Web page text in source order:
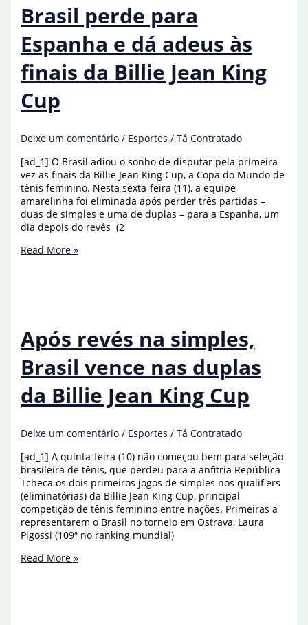
torneio
Vitória
Cup
Brasil perde para
Espanha e dá adeus às
finais da Billie Jean King
Cup
Deixe um comentário / Esportes / Tá Contratado
[ad_1] O Brasil adiou o sonho de disputar pela primeira
vez as finais da Billie Jean King Cup, a Copa do Mundo de
tênis feminino. Nesta sexta-feira (11), a equipe
amarelinha foi eliminada após perder três partidas –
duas de simples e uma de duplas – para a Espanha, um
dia depois do revés (2
Brasil
às
finais
da
Billie
Jean
King
Read More »
Após revés na simples,
Brasil vence nas duplas
da Billie Jean King Cup
Deixe um comentário / Esportes / Tá Contratado
[ad_1] A quinta-feira (10) não começou bem para seleção
brasileira de tênis, que perdeu para a anfitria República
Tcheca os dois primeiros jogos de simples nos qualifiers
(eliminatórias) da Billie Jean King Cup, principal
competição de tênis feminino entre nações. Primeiras a
representarem o Brasil no torneio em Ostrava, Laura
Pigossi (109ª no ranking mundial)
Após
Read More »